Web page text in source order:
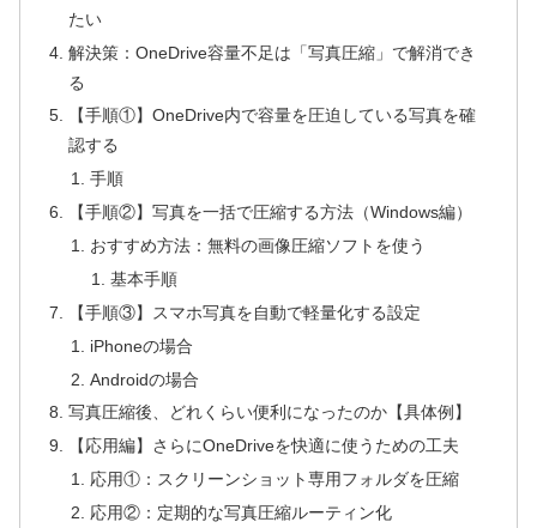
たい
解決策：OneDrive容量不足は「写真圧縮」で解消でき
る
【手順①】OneDrive内で容量を圧迫している写真を確
認する
手順
【手順②】写真を一括で圧縮する方法（Windows編）
おすすめ方法：無料の画像圧縮ソフトを使う
基本手順
【手順③】スマホ写真を自動で軽量化する設定
iPhoneの場合
Androidの場合
写真圧縮後、どれくらい便利になったのか【具体例】
【応用編】さらにOneDriveを快適に使うための工夫
応用①：スクリーンショット専用フォルダを圧縮
応用②：定期的な写真圧縮ルーティン化